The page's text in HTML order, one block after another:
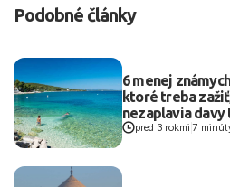
Podobné články
6 menej
ktoré treba
nezaplavia
pred 3 rokmi |7